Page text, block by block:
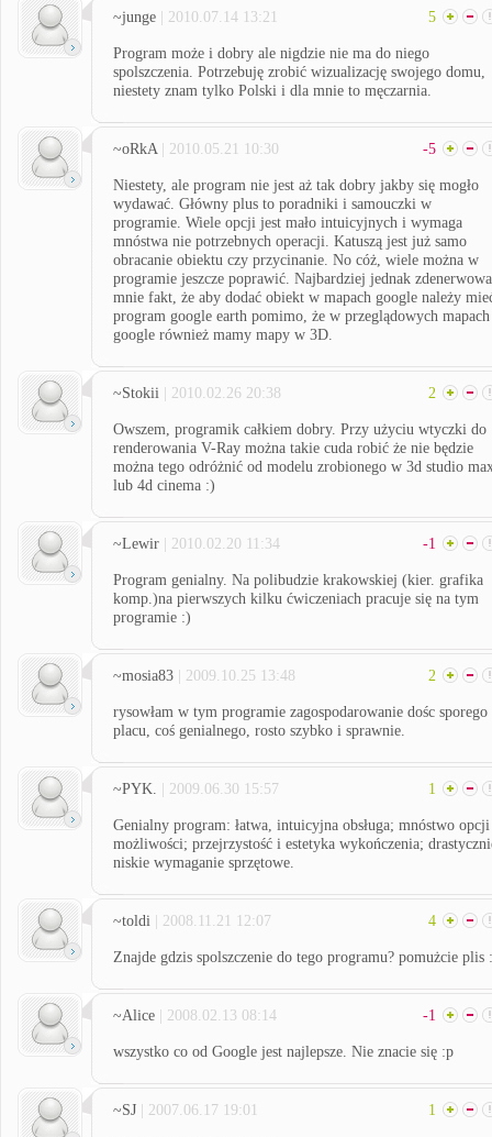
~junge | 2010.07.14 13:21 5
Program może i dobry ale nigdzie nie ma do niego
spolszczenia. Potrzebuję zrobić wizualizację swojego domu,
niestety znam tylko Polski i dla mnie to męczarnia.
~oRkA | 2010.05.21 10:30 -5
Niestety, ale program nie jest aż tak dobry jakby się mogło
wydawać. Główny plus to poradniki i samouczki w
programie. Wiele opcji jest mało intuicyjnych i wymaga
mnóstwa nie potrzebnych operacji. Katuszą jest już samo
obracanie obiektu czy przycinanie. No cóż, wiele można w
programie jeszcze poprawić. Najbardziej jednak
mnie fakt, że aby dodać obiekt w mapach google należy
program google earth pomimo, że w przeglądowych mapach
google również mamy mapy w 3D.
~Stokii | 2010.02.26 20:38 2
Owszem, programik całkiem dobry. Przy użyciu wtyczki do
renderowania V-Ray można takie cuda robić że nie będzie
można tego odróżnić od modelu zrobionego w 3d studio
lub 4d cinema :)
~Lewir | 2010.02.20 11:34 -1
Program genialny. Na polibudzie krakowskiej (kier. grafika
komp.)na pierwszych kilku ćwiczeniach pracuje się na tym
programie :)
~mosia83 | 2009.10.25 13:48 2
rysowłam w tym programie zagospodarowanie dośc sporego
placu, coś genialnego, rosto szybko i sprawnie.
~PYK. | 2009.06.30 15:57 1
Genialny program: łatwa, intuicyjna obsługa; mnóstwo
możliwości; przejrzystość i estetyka wykończenia;
niskie wymaganie sprzętowe.
~toldi | 2008.11.21 12:07 4
Znajde gdzis spolszczenie do tego programu? pomużcie plis
~Alice | 2008.02.13 08:14 -1
wszystko co od Google jest najlepsze. Nie znacie się :p
~SJ | 2007.06.17 19:01 1